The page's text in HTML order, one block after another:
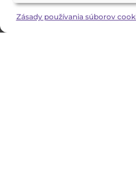
Zásady používania súborov